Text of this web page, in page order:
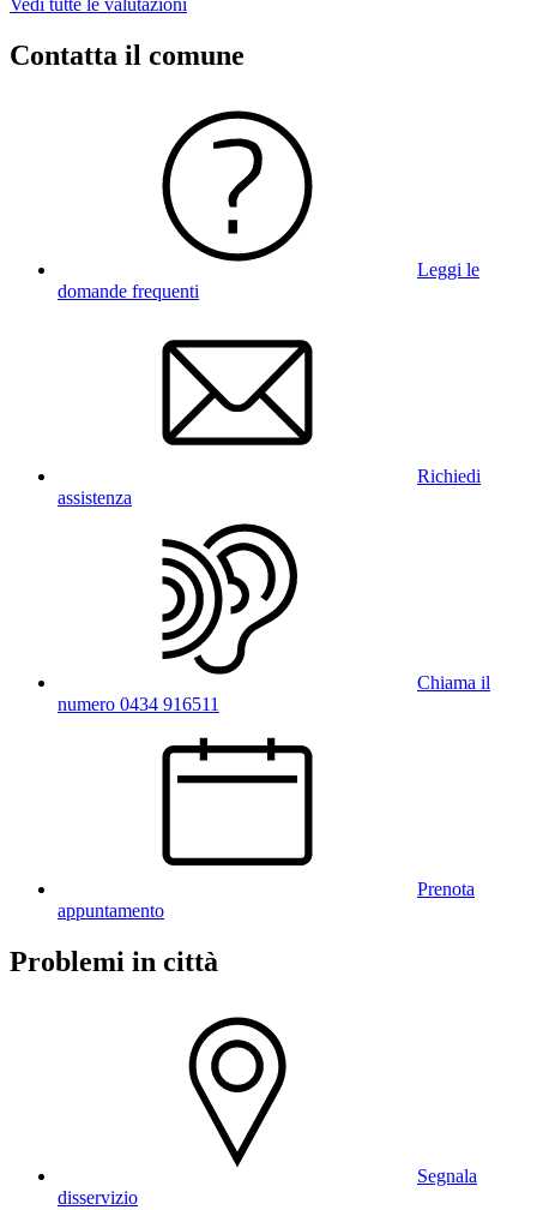
Vedi tutte le valutazioni
Contatta il comune
Leggi le
domande frequenti
Richiedi
assistenza
Chiama il
numero 0434 916511
Prenota
appuntamento
Problemi in città
Segnala
disservizio